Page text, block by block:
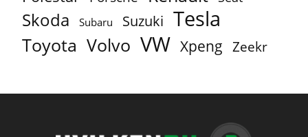
Skoda Subaru Suzuki Tesla
Toyota Volvo VW Xpeng Zeekr